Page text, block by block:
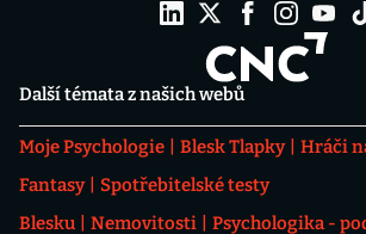
Další témata z našich webů
Moje Psychologie Blesk Tlapky Hráči
Fantasy
Spotřebitelské testy
Blesku
Nemovitosti Psychologika -